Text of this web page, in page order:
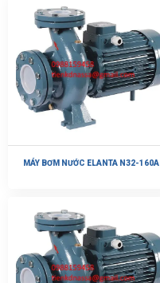
MÁY BƠM NƯỚC ELANTA N32-160A